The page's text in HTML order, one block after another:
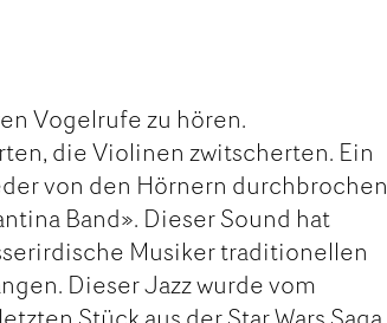
Vogelrufe zu hören.
die Violinen zwitscherten. Ein
von den Hörnern durchbrochen
Band». Dieser Sound hat
Musiker traditionellen
Dieser Jazz wurde vom